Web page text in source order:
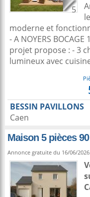
5
moderne et
- A NOYERS
projet propose : - 3
lumineux avec
BESSIN PAVILLONS
Caen
Maison 5 pièces
Annonce gratuite du 16/06/2026.